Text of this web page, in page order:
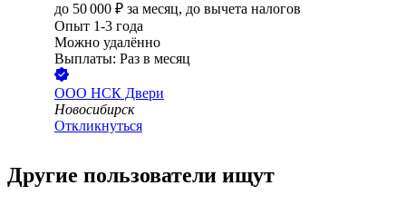
до 50 000 ₽ за месяц, до вычета налогов
Опыт 1-3 года
Можно удалённо
Выплаты: Раз в месяц
ООО НСК Двери
Новосибирск
Откликнуться
Другие пользователи ищут